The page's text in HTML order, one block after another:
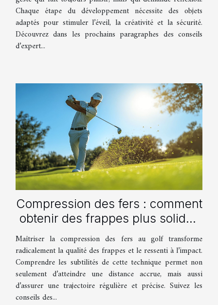
Chaque étape du développement nécessite des objets
adaptés pour stimuler l’éveil, la créativité et la sécurité.
Découvrez dans les prochains paragraphes des conseils
d’expert...
Compression des fers : comment
obtenir des frappes plus solides
?
Maîtriser la compression des fers au golf transforme
radicalement la qualité des frappes et le ressenti à l’impact.
Comprendre les subtilités de cette technique permet non
seulement d’atteindre une distance accrue, mais aussi
d’assurer une trajectoire régulière et précise. Suivez les
conseils des...